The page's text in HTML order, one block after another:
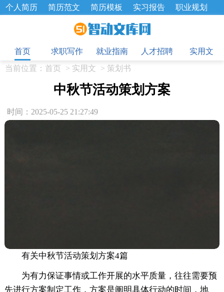
个人简历 简历范文 简历模板 实习报告
职业规划
招聘选拔 绩效考核 企业文化
工作总结
辞职报告
首页
求职写作 就业指南 人才招聘
实用文
当前位置： 首页 > 实用文 > 策划书
中秋节活动策划方案
时间：2025-05-25 21:27:49
有关中秋节活动策划方案4篇
为有力保证事情或工作开展的水平质量，往往需要预
先进行方案制定工作，方案是阐明具体行动的时间，地